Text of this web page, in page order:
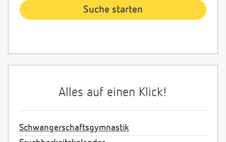
Alles auf einen Klick!
Schwangerschaftsgymnastik